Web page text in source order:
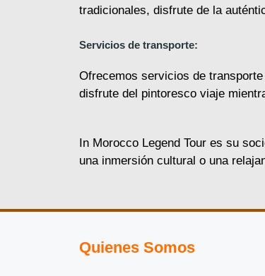
tradicionales, disfrute de la
Servicios de transporte:
Ofrecemos servicios de
disfrute del pintoresco viaje
In Morocco Legend Tour es su
una inmersión cultural o una
Quienes Somos